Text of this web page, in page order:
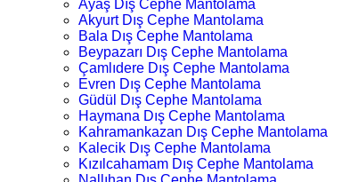
Ayaş Dış Cephe Mantolama
Akyurt Dış Cephe Mantolama
Bala Dış Cephe Mantolama
Beypazarı Dış Cephe Mantolama
Çamlıdere Dış Cephe Mantolama
Evren Dış Cephe Mantolama
Güdül Dış Cephe Mantolama
Haymana Dış Cephe Mantolama
Kahramankazan Dış Cephe Mantolama
Kalecik Dış Cephe Mantolama
Kızılcahamam Dış Cephe Mantolama